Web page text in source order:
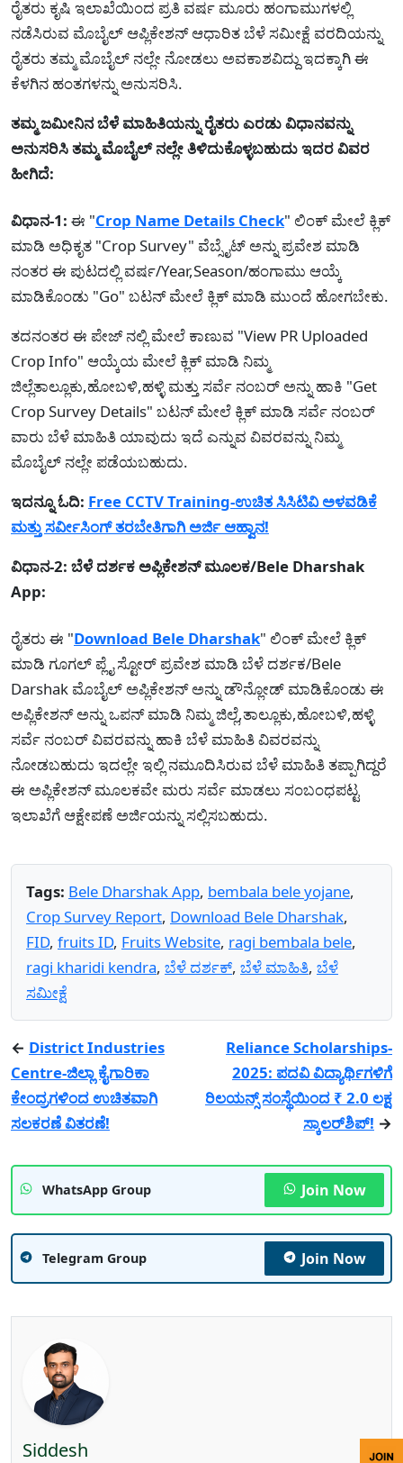
ರೈತರು ಕೃಷಿ ಇಲಾಖೆಯಿಂದ ಪ್ರತಿ ವರ್ಷ ಮೂರು ಹಂಗಾಮುಗಳಲ್ಲಿ
ನಡೆಸಿರುವ ಮೊಬೈಲ್ ಆಪ್ಲಿಕೇಶನ್ ಆಧಾರಿತ ಬೆಳೆ ಸಮೀಕ್ಷೆ ವರದಿಯನ್ನು
ರೈತರು ತಮ್ಮ ಮೊಬೈಲ್ ನಲ್ಲೇ ನೋಡಲು ಅವಕಾಶವಿದ್ದು ಇದಕ್ಕಾಗಿ ಈ
ಕೆಳಗಿನ ಹಂತಗಳನ್ನು ಅನುಸರಿಸಿ.
ತಮ್ಮ ಜಮೀನಿನ ಬೆಳೆ ಮಾಹಿತಿಯನ್ನು ರೈತರು ಎರಡು ವಿಧಾನವನ್ನು
ಅನುಸರಿಸಿ ತಮ್ಮ ಮೊಬೈಲ್ ನಲ್ಲೇ ತಿಳಿದುಕೊಳ್ಳಬಹುದು ಇದರ ವಿವರ
ಹೀಗಿದೆ:
ವಿಧಾನ-1: ಈ "Crop Name Details Check" ಲಿಂಕ್ ಮೇಲೆ ಕ್ಲಿಕ್
ಮಾಡಿ ಅಧಿಕೃತ "Crop Survey" ವೆಬ್ಸೈಟ್ ಅನ್ನು ಪ್ರವೇಶ ಮಾಡಿ
ನಂತರ ಈ ಪುಟದಲ್ಲಿ ವರ್ಷ/Year,Season/ಹಂಗಾಮು ಆಯ್ಕೆ
ಮಾಡಿಕೊಂಡು "Go" ಬಟನ್ ಮೇಲೆ ಕ್ಲಿಕ್ ಮಾಡಿ ಮುಂದೆ ಹೋಗಬೇಕು.
ತದನಂತರ ಈ ಪೇಜ್ ನಲ್ಲಿ ಮೇಲೆ ಕಾಣುವ "View PR Uploaded
Crop Info" ಆಯ್ಕೆಯ ಮೇಲೆ ಕ್ಲಿಕ್ ಮಾಡಿ ನಿಮ್ಮ
ಜಿಲ್ಲೆತಾಲ್ಲೂಕು,ಹೋಬಳಿ,ಹಳ್ಳಿ ಮತ್ತು ಸರ್ವೆ ನಂಬರ್ ಅನ್ನು ಹಾಕಿ "Get
Crop Survey Details" ಬಟನ್ ಮೇಲೆ ಕ್ಲಿಕ್ ಮಾಡಿ ಸರ್ವೆ ನಂಬರ್
ವಾರು ಬೆಳೆ ಮಾಹಿತಿ ಯಾವುದು ಇದೆ ಎನ್ನುವ ವಿವರವನ್ನು ನಿಮ್ಮ
ಮೊಬೈಲ್ ನಲ್ಲೇ ಪಡೆಯಬಹುದು.
ಇದನ್ನೂ ಓದಿ: Free CCTV Training-ಉಚಿತ ಸಿಸಿಟಿವಿ ಅಳವಡಿಕೆ
ಮತ್ತು ಸರ್ವೀಸಿಂಗ್ ತರಬೇತಿಗಾಗಿ ಅರ್ಜಿ ಆಹ್ವಾನ!
ವಿಧಾನ-2: ಬೆಳೆ ದರ್ಶಕ ಅಪ್ಲಿಕೇಶನ್ ಮೂಲಕ/Bele Dharshak
App:
ರೈತರು ಈ "Download Bele Dharshak" ಲಿಂಕ್ ಮೇಲೆ ಕ್ಲಿಕ್
ಮಾಡಿ ಗೂಗಲ್ ಪ್ಲೈ ಸ್ಟೋರ್ ಪ್ರವೇಶ ಮಾಡಿ ಬೆಳೆ ದರ್ಶಕ/Bele
Darshak ಮೊಬೈಲ್ ಅಪ್ಲಿಕೇಶನ್ ಅನ್ನು ಡೌನ್ಲೋಡ್ ಮಾಡಿಕೊಂಡು ಈ
ಅಪ್ಲಿಕೇಶನ್ ಅನ್ನು ಒಪನ್ ಮಾಡಿ ನಿಮ್ಮ ಜಿಲ್ಲೆ,ತಾಲ್ಲೂಕು,ಹೋಬಳಿ,ಹಳ್ಳಿ
ಸರ್ವೆ ನಂಬರ್ ವಿವರವನ್ನು ಹಾಕಿ ಬೆಳೆ ಮಾಹಿತಿ ವಿವರವನ್ನು
ನೋಡಬಹುದು ಇದಲ್ಲೇ ಇಲ್ಲಿ ನಮೂದಿಸಿರುವ ಬೆಳೆ ಮಾಹಿತಿ ತಪ್ಪಾಗಿದ್ದರೆ
ಈ ಅಪ್ಲಿಕೇಶನ್ ಮೂಲಕವೇ ಮರು ಸರ್ವೆ ಮಾಡಲು ಸಂಬಂಧಪಟ್ಟ
ಇಲಾಖೆಗೆ ಆಕ್ಷೇಪಣೆ ಅರ್ಜಿಯನ್ನು ಸಲ್ಲಿಸಬಹುದು.
Tags: Bele Dharshak App, bembala bele yojane,
Crop Survey Report, Download Bele Dharshak,
FID, fruits ID, Fruits Website, ragi bembala bele,
ragi kharidi kendra, ಬೆಳೆ ದರ್ಶಕ್, ಬೆಳೆ ಮಾಹಿತಿ, ಬೆಳೆ
ಸಮೀಕ್ಷೆ
← District Industries
Centre-ಜಿಲ್ಲಾ ಕೈಗಾರಿಕಾ
ಕೇಂದ್ರಗಳಿಂದ ಉಚಿತವಾಗಿ
ಸಲಕರಣೆ ವಿತರಣೆ!
Reliance Scholarships-
2025: ಪದವಿ ವಿದ್ಯಾರ್ಥಿಗಳಿಗೆ
ರಿಲಯನ್ಸ್ ಸಂಸ್ಥೆಯಿಂದ ₹ 2.0 ಲಕ್ಷ
ಸ್ಕಾಲರ್‌ಶಿಪ್‌! →
WhatsApp Group Join Now
Telegram Group Join Now
Siddesh